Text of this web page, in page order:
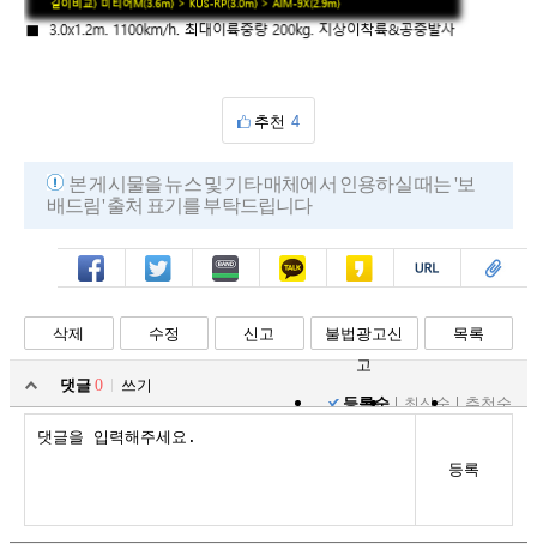
추천 4
본 게시물을 뉴스 및 기타 매체에서 인용하실 때는 '보
배드림' 출처 표기를 부탁드립니다
페북 트윗 밴드 카톡 카스 복사 스크랩
삭제 수정 신고
불법광고신
고
목록
댓글 0
쓰기
등록순
최신순 추천순
등록